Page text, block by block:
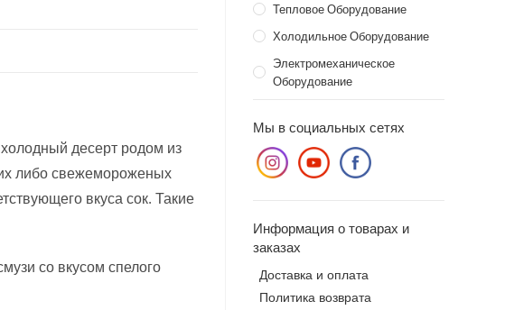
десерт родом из
либо свежемороженых
вкуса сок. Такие
со вкусом спелого
Тепловое Оборудование
Холодильное Оборудование
Электромеханическое
Оборудование
Мы в социальных сетях
Информация о товарах и
заказах
Доставка и оплата
Политика возврата